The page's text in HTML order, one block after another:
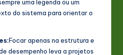
uma legenda ou um
do sistema para orientar o
Focar apenas na estrutura e
desempenho leva a projetos